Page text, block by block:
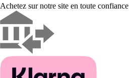
Achetez sur notre site en toute confiance